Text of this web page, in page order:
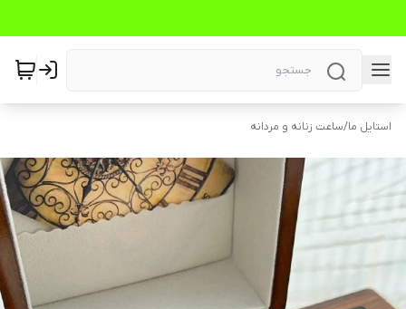
استایل ما/ساعت زنانه و مردانه